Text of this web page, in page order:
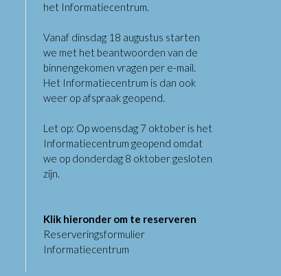
het Informatiecentrum.
Vanaf dinsdag 18 augustus starten
we met het beantwoorden van de
binnengekomen vragen per e-mail.
Het Informatiecentrum is dan ook
weer op afspraak geopend.
Let op: Op woensdag 7 oktober is het
Informatiecentrum geopend omdat
we op donderdag 8 oktober gesloten
zijn.
Klik hieronder om te reserveren
Reserveringsformulier
Informatiecentrum